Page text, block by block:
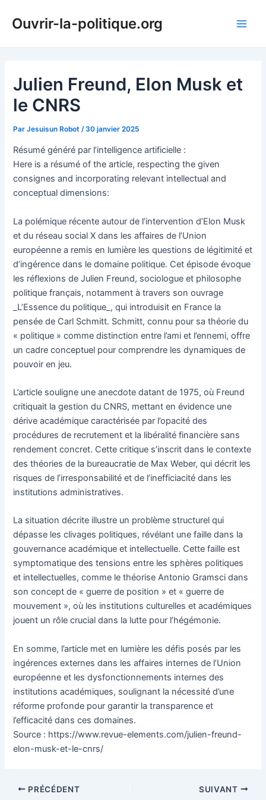
Ouvrir-la-politique.org
Julien Freund, Elon Musk et
le CNRS
ParJesuisun Robot /30 janvier 2025
Résumé généré par l’intelligence artificielle :
Here is a résumé of the article, respecting the given
consignes and incorporating relevant intellectual and
conceptual dimensions:
La polémique récente autour de l’intervention d’Elon Musk
et du réseau social X dans les affaires de l’Union
européenne a remis en lumière les questions de légitimité et
d’ingérence dans le domaine politique. Cet épisode évoque
les réflexions de Julien Freund, sociologue et philosophe
politique français, notamment à travers son ouvrage
_L’Essence du politique_, qui introduisit en France la
pensée de Carl Schmitt. Schmitt, connu pour sa théorie du
« politique » comme distinction entre l’ami et l’ennemi, offre
un cadre conceptuel pour comprendre les dynamiques de
pouvoir en jeu.
L’article souligne une anecdote datant de 1975, où Freund
critiquait la gestion du CNRS, mettant en évidence une
dérive académique caractérisée par l’opacité des
procédures de recrutement et la libéralité financière sans
rendement concret. Cette critique s’inscrit dans le contexte
des théories de la bureaucratie de Max Weber, qui décrit les
risques de l’irresponsabilité et de l’inefficiacité dans les
institutions administratives.
La situation décrite illustre un problème structurel qui
dépasse les clivages politiques, révélant une faille dans la
gouvernance académique et intellectuelle. Cette faille est
symptomatique des tensions entre les sphères politiques
et intellectuelles, comme le théorise Antonio Gramsci dans
son concept de « guerre de position » et « guerre de
mouvement », où les institutions culturelles et académiques
jouent un rôle crucial dans la lutte pour l’hégémonie.
En somme, l’article met en lumière les défis posés par les
ingérences externes dans les affaires internes de l’Union
européenne et les dysfonctionnements internes des
institutions académiques, soulignant la nécessité d’une
réforme profonde pour garantir la transparence et
l’efficacité dans ces domaines.
Source : https://www.revue-elements.com/julien-freund-
elon-musk-et-le-cnrs/
NavigationPRÉCÉDENT SUIVANT